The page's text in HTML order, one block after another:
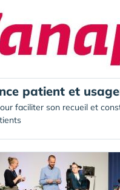
patient et
faciliter son recueil et